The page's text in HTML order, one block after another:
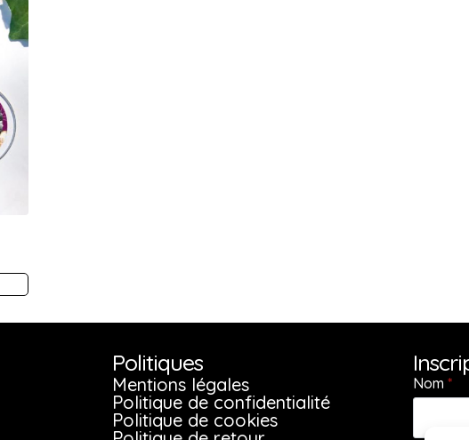
Politiques
Mentions légales
Politique de confidentialité
Politique de cookies
Nom *